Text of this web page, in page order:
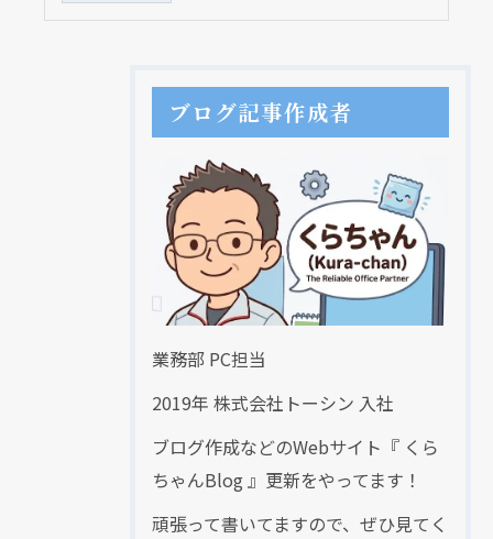
ブログ記事作成者
業務部 PC担当
2019年 株式会社トーシン 入社
ブログ作成などのWebサイト『 くら
ちゃんBlog 』更新をやってます！
頑張って書いてますので、ぜひ見てく